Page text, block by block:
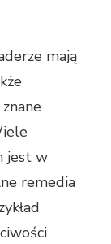
mają
jest w
remedia